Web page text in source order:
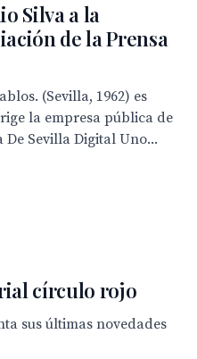
Silva a la
de la Prensa
(Sevilla, 1962) es
la empresa pública de
Sevilla Digital Uno...
círculo rojo
sus últimas novedades